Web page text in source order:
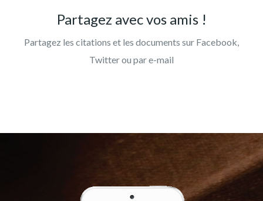
Partagez avec vos amis !
Partagez les citations et les documents sur Facebook,
Twitter ou par e-mail